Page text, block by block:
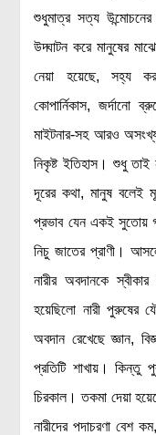
কম্পিউটার সায়েন্স
ইলেকট্রিক্যাল ইঞ্জিনিয়ারিং
মহাকাশ বিজ্ঞান
আমাদের সৌরজগৎ
সৌরজগত ছাড়িয়ে
অর্থনীতি
রাষ্ট্রবিজ্ঞান
নৃবিজ্ঞান
সমাজতত্ত্ব
শুধুমাত্র সত্য উন্মোচনের
উদ্ঘাটন করে মানুষের
নেয়া হয়েছে, সহ্য
কোপার্নিকাস, জর্দানো
মাইটনার-সহ আরও অসংখ্য
নিকৃষ্ট ইতিহাস। শুধু তাই
দূরের কথা, মানুষ বলেই
প্রভাব যেন একই সুতোয়
নিচু জাতের প্রাণী।
নারীর অবদানকে
হয়েছিলো নারী পুরুষের
অবদান রেখেছে জ্ঞান,
প্রতিটি শাখায়। কিন্তু
চিরকাল। তকমা দেয়া
নারীদের পদাচরণা বেশ